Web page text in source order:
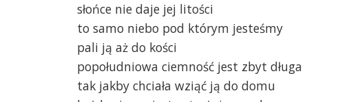
słońce nie daje jej litości
to samo niebo pod którym jesteśmy
pali ją aż do kości
popołudniowa ciemność jest zbyt długa
tak jakby chciała wziąć ją do domu